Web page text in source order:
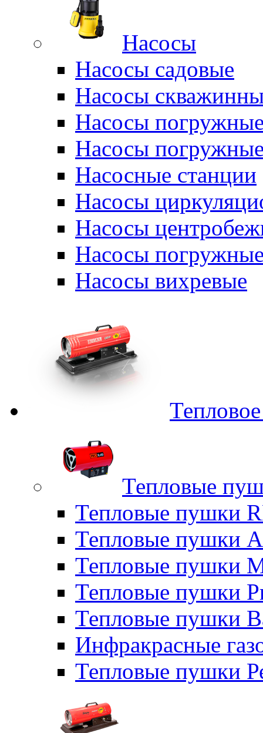
Насосы
Насосы садовые
Насосы
Насосы
Насосы
Насосные станции
Насосы
Насосы
Насосы
Насосы вихревые
Тепловые
Тепловые пушки
Тепловые пушки
Тепловые пушки
Тепловые пушки
Тепловые пушки
Инфракрасные
Тепловые пушки